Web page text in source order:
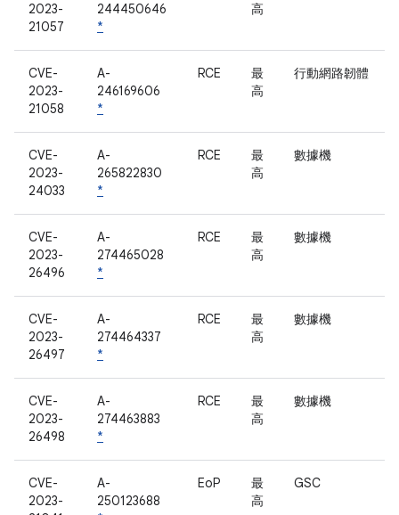
2023-
21057
244450646
*
高
CVE-
2023-
21058
A-
246169606
*
RCE
最
高
行動網路韌體
CVE-
2023-
24033
A-
265822830
*
RCE
最
高
數據機
CVE-
2023-
26496
A-
274465028
*
RCE
最
高
數據機
CVE-
2023-
26497
A-
274464337
*
RCE
最
高
數據機
CVE-
2023-
26498
A-
274463883
*
RCE
最
高
數據機
CVE-
2023-
A-
250123688
EoP
最
高
GSC